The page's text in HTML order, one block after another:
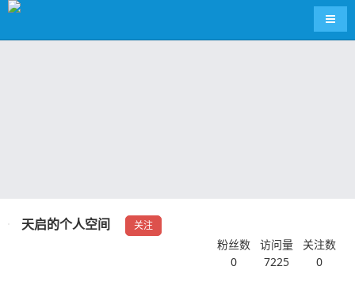
导航
天启的个人空间 关注
粉丝数
0
访问量
7225
关注数
0